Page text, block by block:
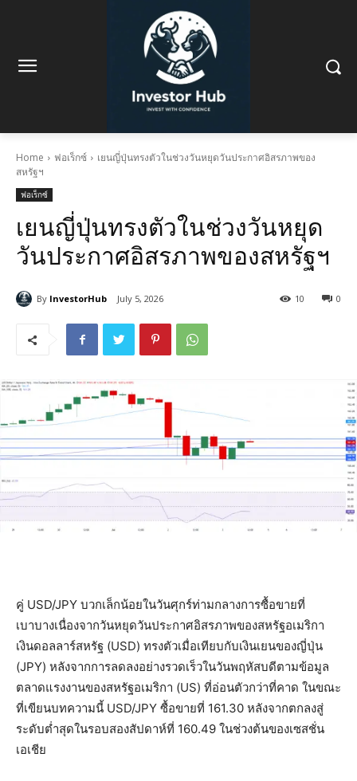
Home ฟอเร็กซ์
เยนญี่ปุ่นทรงตัวในช่วงวันหยุดวันประกาศอิสรภาพของ
สหรัฐฯ
ฟอเร็กซ์
เยนญี่ปุ่นทรงตัวในช่วงวันหยุด
วันประกาศอิสรภาพของสหรัฐฯ
By InvestorHub July 5, 2026 0
10
คู่ USD/JPY บวกเล็กน้อยในวันศุกร์ท่ามกลางการซื้อขายที่
เบาบางเนื่องจากวันหยุดวันประกาศอิสรภาพของสหรัฐอเมริกา
เงินดอลลาร์สหรัฐ (USD) ทรงตัวเมื่อเทียบกับเงินเยนของญี่ปุ่น
(JPY) หลังจากการลดลงอย่างรวดเร็วในวันพฤหัสบดีตามข้อมูล
ตลาดแรงงานของสหรัฐอเมริกา (US) ที่อ่อนตัวกว่าที่คาด ในขณะ
ที่เขียนบทความนี้ USD/JPY ซื้อขายที่ 161.30 หลังจากตกลงสู่
ระดับต่ำสุดในรอบสองสัปดาห์ที่ 160.49 ในช่วงต้นของเซสชั่น
เอเชีย